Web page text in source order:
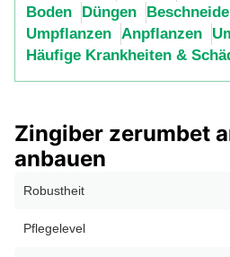
Boden
Düngen
Umpflanzen
Anpflanzen
Häufige Krankheiten &
Zingiber zerumbet
anbauen
Robustheit
Pflegelevel